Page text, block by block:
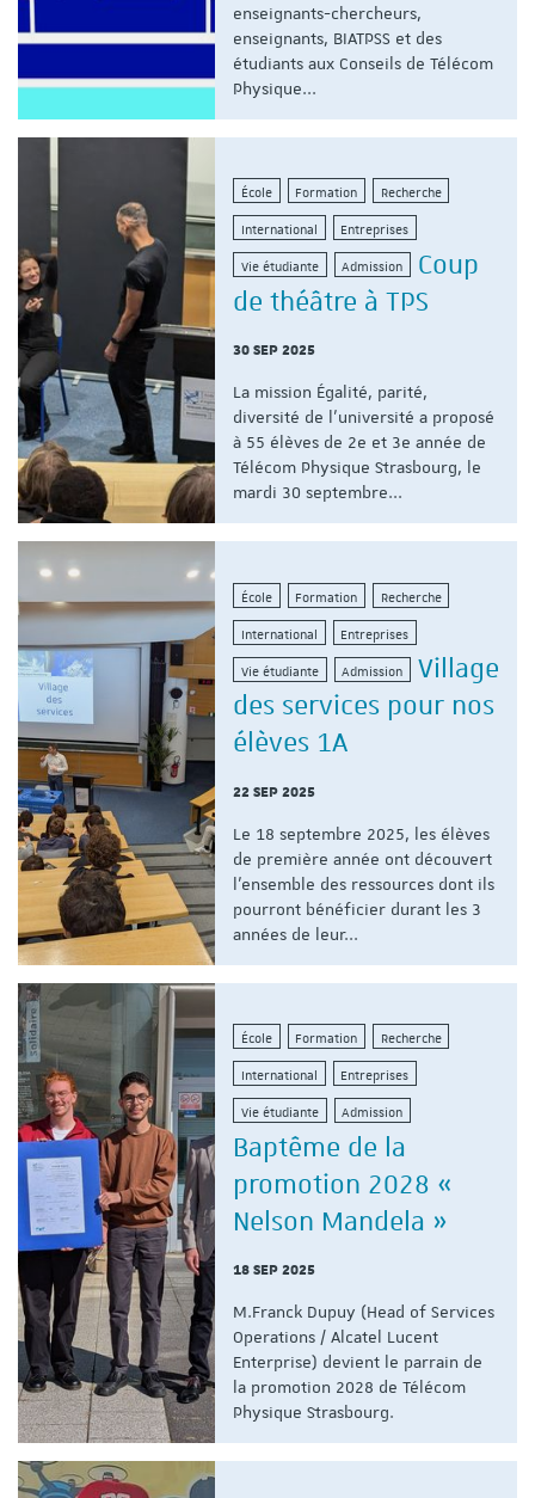
enseignants-chercheurs,
enseignants, BIATPSS et des
étudiants aux Conseils de Télécom
Physique...
École Formation Recherche
International Entreprises
Vie étudiante Admission
Coup
de théâtre à TPS
30 SEP 2025
La mission Égalité, parité,
diversité de l'université a proposé
à 55 élèves de 2e et 3e année de
Télécom Physique Strasbourg, le
mardi 30 septembre...
École Formation Recherche
International Entreprises
Vie étudiante Admission
Village
des services pour nos
élèves 1A
22 SEP 2025
Le 18 septembre 2025, les élèves
de première année ont découvert
l'ensemble des ressources dont ils
pourront bénéficier durant les 3
années de leur...
École Formation Recherche
International Entreprises
Vie étudiante Admission
Baptême de la
promotion 2028 «
Nelson Mandela »
18 SEP 2025
M.Franck Dupuy (Head of Services
Operations / Alcatel Lucent
Enterprise) devient le parrain de
la promotion 2028 de Télécom
Physique Strasbourg.